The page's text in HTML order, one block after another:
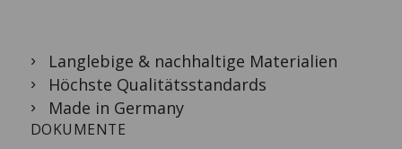
Langlebige & nachhaltige Materialien
Höchste Qualitätsstandards
Made in Germany
DOKUMENTE